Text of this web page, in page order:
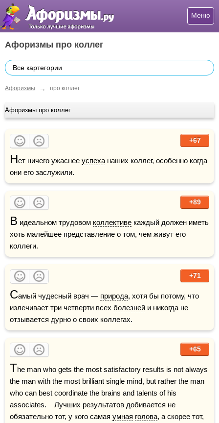
Меню
Афоризмы про коллег
Все картегории
Афоризмы → про коллег
Афоризмы про коллег
+67
Нет ничего ужаснее успеха наших коллег, особенно когда
они его заслужили.
+89
В идеальном трудовом коллективе каждый должен иметь
хоть малейшее представление о том, чем живут его
коллеги.
+71
Самый чудесный врач — природа, хотя бы потому, что
излечивает три четверти всех болезней и никогда не
отзывается дурно о своих коллегах.
+65
The man who gets the most satisfactory results is not always
the man with the most brilliant single mind, but rather the man
who can best coordinate the brains and talents of his
associates.    Лучших результатов добивается не
обязательно тот, у кого самая умная голова, а скорее тот,